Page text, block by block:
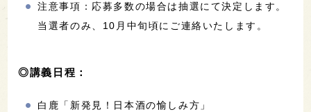
注意事項：応募多数の場合は抽選にて決定します。
当選者のみ、10月中旬頃にご連絡いたします。
◎講義日程：
白鹿「新発見！日本酒の愉しみ方」